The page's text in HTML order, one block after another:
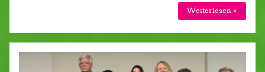
Weiterlesen »